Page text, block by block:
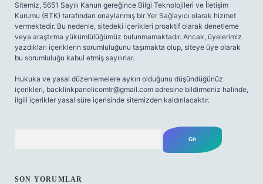
Sitemiz, 5651 Sayılı Kanun gereğince Bilgi Teknolojileri ve İletişim
Kurumu (BTK) tarafından onaylanmış bir Yer Sağlayıcı olarak hizmet
vermektedir. Bu nedenle, sitedeki içerikleri proaktif olarak denetleme
veya araştırma yükümlülüğümüz bulunmamaktadır. Ancak, üyelerimiz
yazdıkları içeriklerin sorumluluğunu taşımakta olup, siteye üye olarak
bu sorumluluğu kabul etmiş sayılırlar.
Hukuka ve yasal düzenlemelere aykırı olduğunu düşündüğünüz
içerikleri, backlinkpanelicomtr@gmail.com adresine bildirmeniz halinde,
ilgili içerikler yasal süre içerisinde sitemizden kaldırılacaktır.
SON YORUMLAR